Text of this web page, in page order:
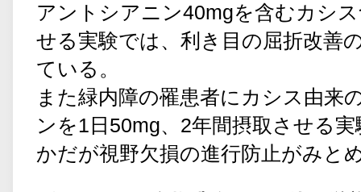
アントシアニン40mgを含むカシ
せる実験では、利き目の屈折改善
ている。
また緑内障の罹患者にカシス由来
ンを1日50mg、2年間摂取させる
かだが視野欠損の進行防止がみと